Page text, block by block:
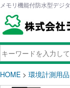
メモリ機能付防水型デジ
HOME > 環境計測用品